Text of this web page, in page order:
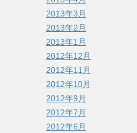
2013年3月
2013年2月
2013年1月
2012年12月
2012年11月
2012年10月
2012年9月
2012年7月
2012年6月